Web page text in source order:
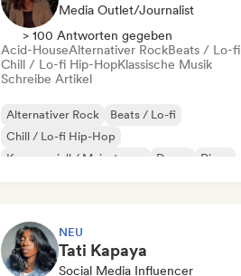
Media Outlet/Journalist
> 100 Antworten gegeben
Acid-HouseAlternativer RockBeats / Lo-fi
Chill / Lo-fi Hip-HopKlassische Musik
Schreibe Artikel
Alternativer Rock
Beats / Lo-fi
Chill / Lo-fi Hip-Hop
Kommerziell / Mainstream
Dance
Disco
NEU
Tati Kapaya
Social Media Influencer